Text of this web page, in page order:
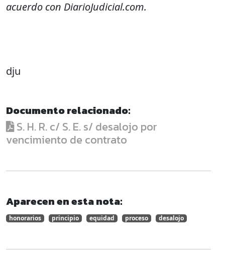
acuerdo con DiarioJudicial.com.
dju
Documento relacionado:
S. H. R. c/ S. E. s/ desalojo por
vencimiento de contrato
Aparecen en esta nota:
honorarios principio equidad proceso desalojo